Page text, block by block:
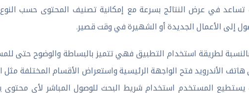
تساعد في عرض النتائج بسرعة مع إمكانية تصنيف المحتوى حسب
إلى الأعمال الجديدة أو الشهيرة في وقت قصير.
لطريقة استخدام التطبيق فهي تتميز بالبساطة والوضوح حتى
الأندرويد فتح الواجهة الرئيسية واستعراض الأقسام المختلفة مثل
يستطيع المستخدم استخدام شريط البحث للوصول المباشر لأي محتوى